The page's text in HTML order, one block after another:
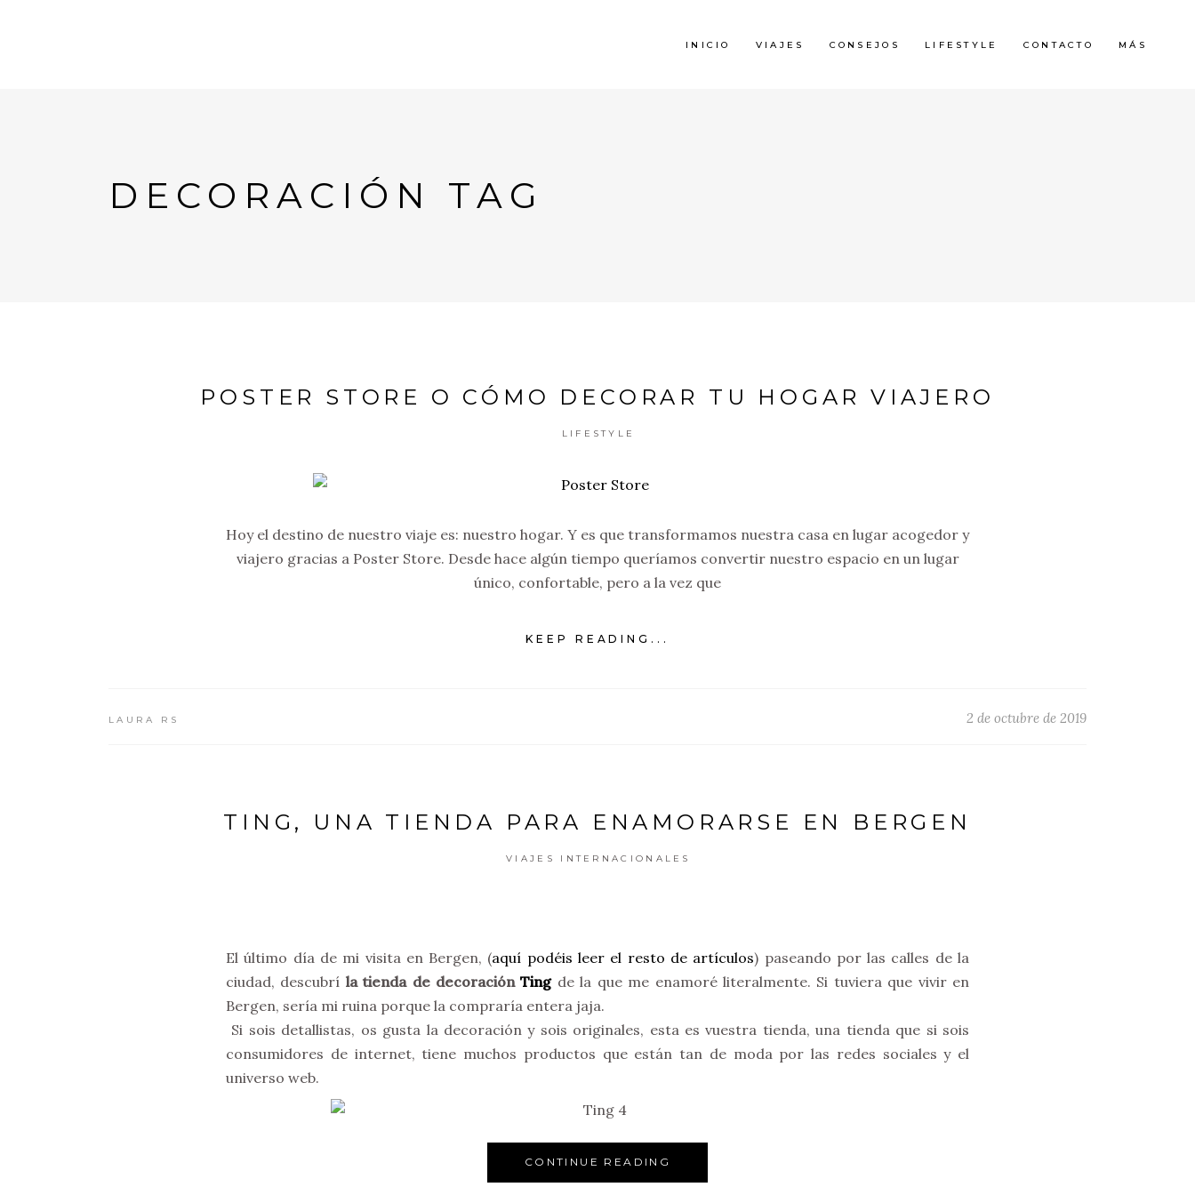
INICIO VIAJES CONSEJOS LIFESTYLE CONTACTO MÁS
DECORACIÓN TAG
POSTER STORE O CÓMO DECORAR TU HOGAR VIAJERO
LIFESTYLE
Hoy el destino de nuestro viaje es: nuestro hogar. Y es que transformamos nuestra casa en lugar acogedor y
viajero gracias a Poster Store. Desde hace algún tiempo queríamos convertir nuestro espacio en un lugar
único, confortable, pero a la vez que
KEEP READING...
LAURA RS 2 de octubre de 2019
TING, UNA TIENDA PARA ENAMORARSE EN BERGEN
VIAJES INTERNACIONALES
El último día de mi visita en Bergen, (aquí podéis leer el resto de artículos) paseando por las calles de la
ciudad, descubrí la tienda de decoraciónTingde la que me enamoré literalmente. Si tuviera que vivir en
Bergen, sería mi ruina porque la compraría entera jaja.
Si sois detallistas, os gusta la decoración y sois originales, esta es vuestra tienda, una tienda que si sois
consumidores de internet, tiene muchos productos que están tan de moda por las redes sociales y el
universo web.
CONTINUE READING